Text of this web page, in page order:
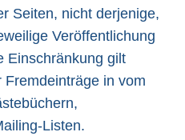
Seiten, nicht derjenige,
Veröffentlichung
Einschränkung gilt
in vom
Listen.